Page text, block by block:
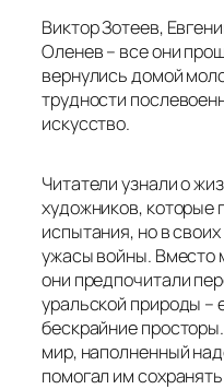
Виктор Зотеев,
Оленев – все они
вернулись домой
трудности
искусство.
Читатели узнали о
художников,
испытания, но в
ужасы войны. Вместо
они предпочитали
уральской природы –
бескрайние
мир, наполненный
помогал им